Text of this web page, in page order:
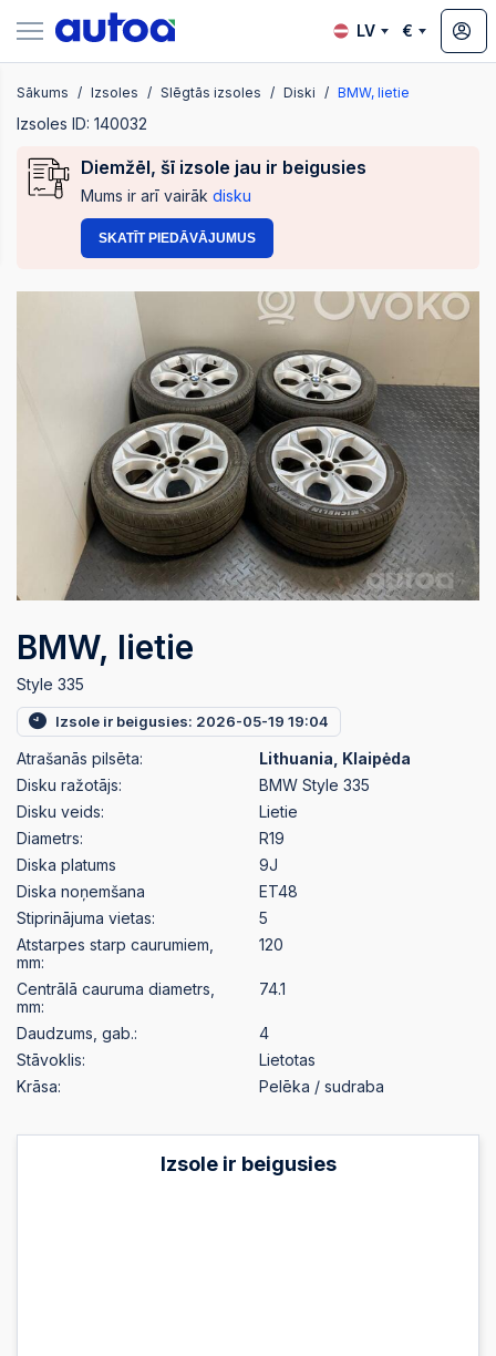
LV €
Sākums Izsoles Slēgtās izsoles Diski BMW, lietie
Izsoles ID: 140032
Diemžēl, šī izsole jau ir beigusies
Mums ir arī vairāk disku
SKATĪT PIEDĀVĀJUMUS
BMW, lietie
Style 335
Izsole ir beigusies: 2026-05-19 19:04
Atrašanās pilsēta:
Lithuania, Klaipėda
Disku ražotājs:
BMW Style 335
Disku veids:
Lietie
Diametrs:
R19
Diska platums
9J
Diska noņemšana
ET48
Stiprinājuma vietas:
5
Atstarpes starp caurumiem,
mm:
120
Centrālā cauruma diametrs,
mm:
74.1
Daudzums, gab.:
4
Stāvoklis:
Lietotas
Krāsa:
Pelēka / sudraba
Izsole ir beigusies